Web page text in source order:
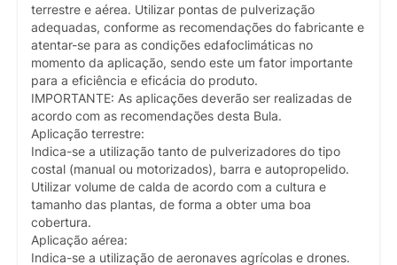
terrestre e aérea. Utilizar pontas de pulverização
adequadas, conforme as recomendações do fabricante e
atentar-se para as condições edafoclimáticas no
momento da aplicação, sendo este um fator importante
para a eficiência e eficácia do produto.
IMPORTANTE: As aplicações deverão ser realizadas de
acordo com as recomendações desta Bula.
Aplicação terrestre:
Indica-se a utilização tanto de pulverizadores do tipo
costal (manual ou motorizados), barra e autopropelido.
Utilizar volume de calda de acordo com a cultura e
tamanho das plantas, de forma a obter uma boa
cobertura.
Aplicação aérea:
Indica-se a utilização de aeronaves agrícolas e drones.